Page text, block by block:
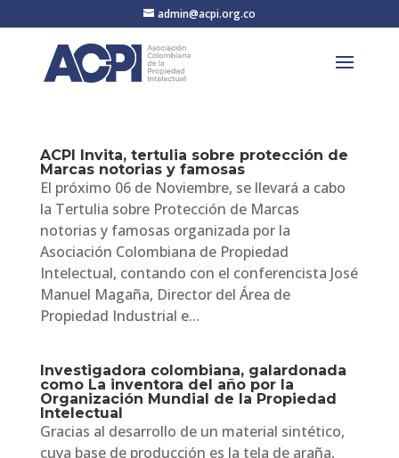
admin@acpi.org.co
ACPI Invita, tertulia sobre protección de
Marcas notorias y famosas
El próximo 06 de Noviembre, se llevará a cabo
la Tertulia sobre Protección de Marcas
notorias y famosas organizada por la
Asociación Colombiana de Propiedad
Intelectual, contando con el conferencista José
Manuel Magaña, Director del Área de
Propiedad Industrial e...
Investigadora colombiana, galardonada
como La inventora del año por la
Organización Mundial de la Propiedad
Intelectual
Gracias al desarrollo de un material sintético,
cuya base de producción es la tela de araña,